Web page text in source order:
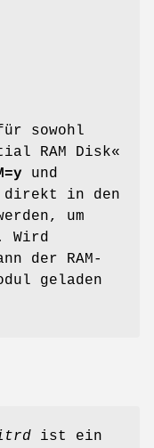
sowohl
RAM Disk«
und
in den
um
Wird
der RAM-
geladen
ist ein